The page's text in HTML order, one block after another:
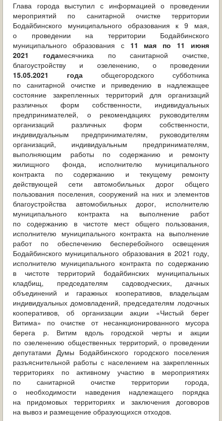
Глава города выступил с информацией о проведении
мероприятий по санитарной очистке территории
Бодайбинского муниципального образования к 9 мая,
о проведении на территории Бодайбинского
муниципального образования с 11 мая по 11 июня
2021 годамесячника по санитарной очистке,
благоустройству и озеленению, о проведении
15.05.2021 года общегородского субботника
по санитарной очистке и приведению в надлежащее
состояние закрепленных территорий для организаций
различных форм собственности, индивидуальных
предпринимателей, о рекомендациях руководителям
организаций различных форм собственности,
индивидуальным предпринимателям, руководителям
организаций, индивидуальным предпринимателям,
выполняющим работы по содержанию и ремонту
жилищного фонда, исполнителю муниципального
контракта по содержанию и текущему ремонту
действующей сети автомобильных дорог общего
пользования поселения, сооружений на них и элементов
благоустройства автомобильных дорог, исполнителю
муниципального контракта на выполнение работ
по содержанию в чистоте мест общего пользования,
исполнителю муниципального контракта на выполнение
работ по обеспечению бесперебойного освещения
Бодайбинского муниципального образования в 2021 году,
исполнителю муниципального контракта по содержанию
в чистоте территорий бодайбинских муниципальных
кладбищ, председателям садоводческих, дачных
объединений и гаражных кооперативов, владельцам
индивидуальных домовладений, председателям лодочных
кооперативов, об организации акции «Чистый берег
Витима» по очистке от несанкционированного мусора
берега р. Витим вдоль городской черты и акции
по озеленению общественных территорий, о проведении
депутатами Думы Бодайбинского городского поселения
разъяснительной работы с населением на закрепленных
территориях по активному участию в мероприятиях
по санитарной очистке территории города,
о необходимости наведения надлежащего порядка
на придомовых территориях и заключения договоров
на вывоз и размещение образующихся отходов.